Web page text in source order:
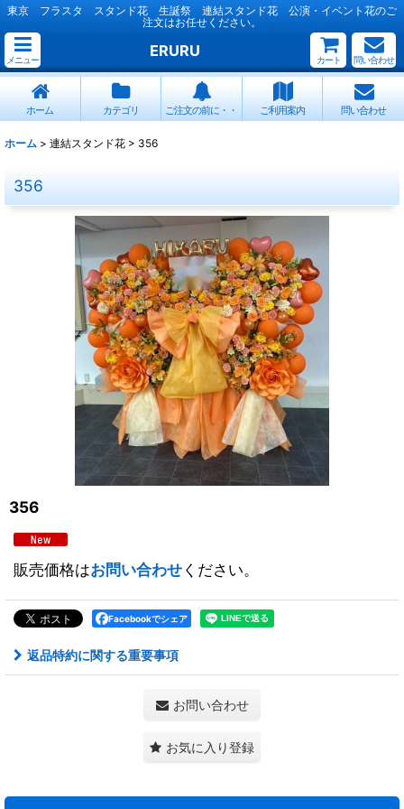
東京 フラスタ スタンド花 生誕祭 連結スタンド花 公演・イベント花のご
注文はお任せください。
メニュー
ERURU
カート 問い合わせ
ホーム カテゴリ ご注文の前に・・ ご利用案内 問い合わせ
ホーム > 連結スタンド花 > 356
356
356
販売価格はお問い合わせください。
Facebookでシェア
返品特約に関する重要事項
お問い合わせ
お気に入り登録